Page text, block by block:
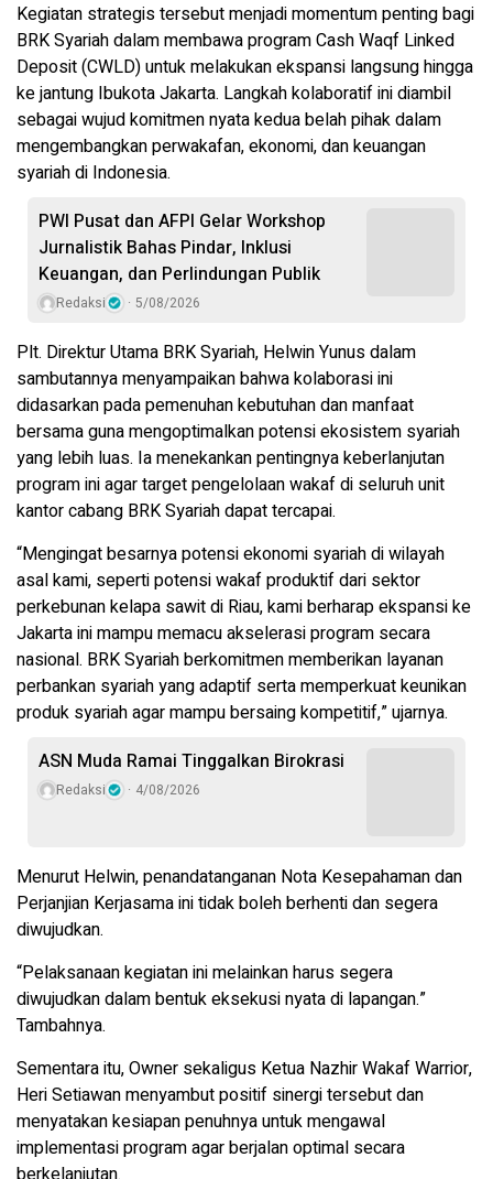
Kegiatan strategis tersebut menjadi momentum penting bagi
BRK Syariah dalam membawa program Cash Waqf Linked
Deposit (CWLD) untuk melakukan ekspansi langsung hingga
ke jantung Ibukota Jakarta. Langkah kolaboratif ini diambil
sebagai wujud komitmen nyata kedua belah pihak dalam
mengembangkan perwakafan, ekonomi, dan keuangan
syariah di Indonesia.
PWI Pusat dan AFPI Gelar Workshop
Jurnalistik Bahas Pindar, Inklusi
Keuangan, dan Perlindungan Publik
Redaksi 5/08/2026
Plt. Direktur Utama BRK Syariah, Helwin Yunus dalam
sambutannya menyampaikan bahwa kolaborasi ini
didasarkan pada pemenuhan kebutuhan dan manfaat
bersama guna mengoptimalkan potensi ekosistem syariah
yang lebih luas. Ia menekankan pentingnya keberlanjutan
program ini agar target pengelolaan wakaf di seluruh unit
kantor cabang BRK Syariah dapat tercapai.
“Mengingat besarnya potensi ekonomi syariah di wilayah
asal kami, seperti potensi wakaf produktif dari sektor
perkebunan kelapa sawit di Riau, kami berharap ekspansi ke
Jakarta ini mampu memacu akselerasi program secara
nasional. BRK Syariah berkomitmen memberikan layanan
perbankan syariah yang adaptif serta memperkuat keunikan
produk syariah agar mampu bersaing kompetitif,” ujarnya.
ASN Muda Ramai Tinggalkan Birokrasi
Redaksi 4/08/2026
Menurut Helwin, penandatanganan Nota Kesepahaman dan
Perjanjian Kerjasama ini tidak boleh berhenti dan segera
diwujudkan.
“Pelaksanaan kegiatan ini melainkan harus segera
diwujudkan dalam bentuk eksekusi nyata di lapangan.”
Tambahnya.
Sementara itu, Owner sekaligus Ketua Nazhir Wakaf Warrior,
Heri Setiawan menyambut positif sinergi tersebut dan
menyatakan kesiapan penuhnya untuk mengawal
implementasi program agar berjalan optimal secara